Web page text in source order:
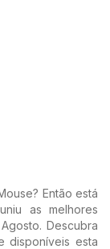
Então está
as melhores
Descubra
disponíveis esta